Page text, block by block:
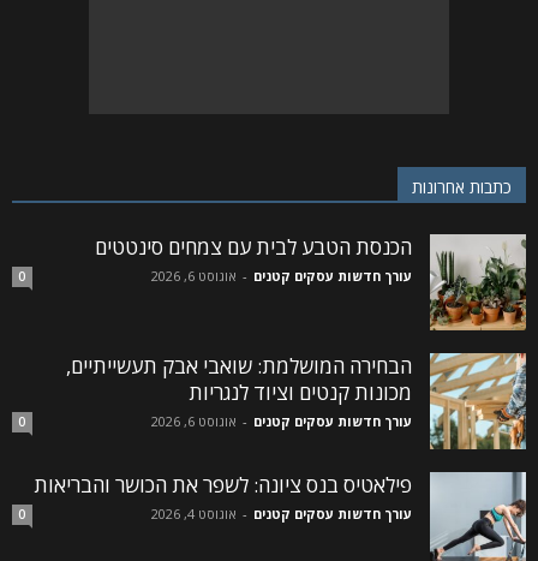
כתבות אחרונות
הכנסת הטבע לבית עם צמחים סינטטים
עורך חדשות עסקים קטנים - אוגוסט 6, 2026 0
הבחירה המושלמת: שואבי אבק תעשייתיים,
מכונות קנטים וציוד לנגריות
עורך חדשות עסקים קטנים - אוגוסט 6, 2026 0
פילאטיס בנס ציונה: לשפר את הכושר והבריאות
עורך חדשות עסקים קטנים - אוגוסט 4, 2026 0